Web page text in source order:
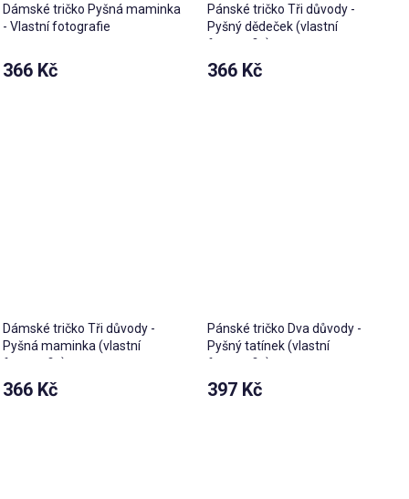
Dámské tričko Pyšná maminka
- Vlastní fotografie
366 Kč
Pánské tričko Tři důvody -
Pyšný dědeček (vlastní
fotografie)
366 Kč
Dámské tričko Tři důvody -
Pyšná maminka (vlastní
fotografie)
366 Kč
Pánské tričko Dva důvody -
Pyšný tatínek (vlastní
fotografie)
397 Kč